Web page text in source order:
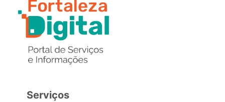
Serviços